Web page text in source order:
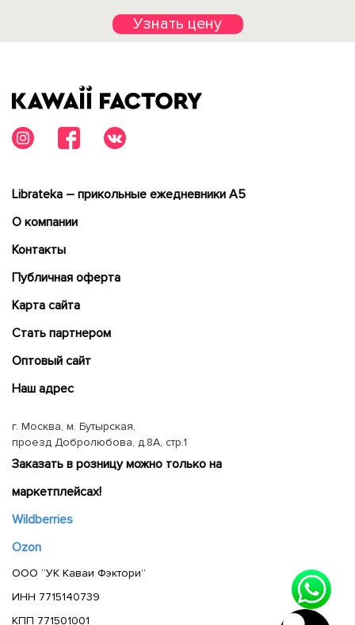
Узнать цену
Librateka – прикольные ежедневники А5
О компании
Контакты
Публичная оферта
Карта сайта
Cтать партнером
Оптовый сайт
Наш адрес
г. Москва, м. Бутырская,
проезд Добролюбова, д.8А, стр.1
Заказать в розницу можно только на
маркетплейсах!
Wildberries
Ozon
ООО “УК Каваи Фэктори”
ИНН 7715140739
КПП 771501001